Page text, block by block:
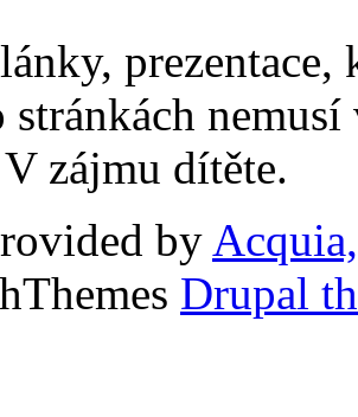
stránkách
zájmu dítěte.
by
Drupal